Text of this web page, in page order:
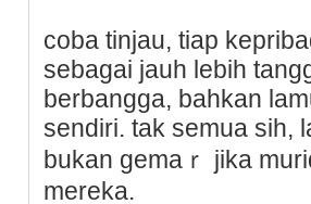
coba tinjau, tiap
sebagai jauh lebih
berbangga, bahkan
sendiri. tak semua sih,
bukan gemaｒ jika
mereka.